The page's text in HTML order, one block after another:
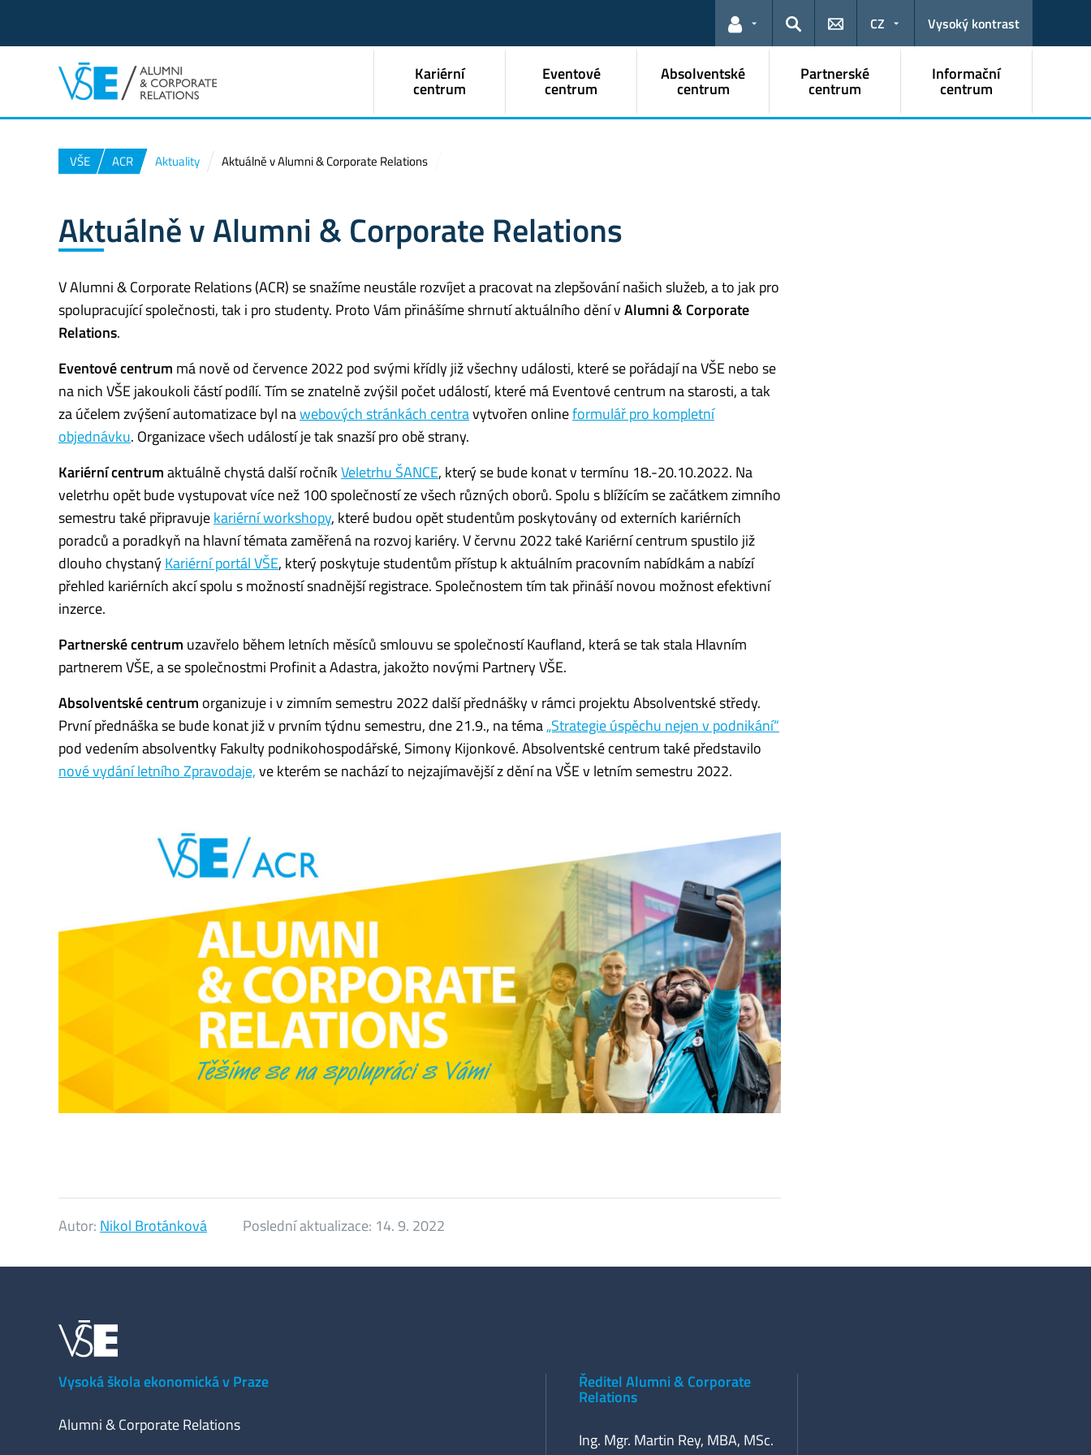
Odkazy pro uživatele
Hledat
CZ Vysoký kontrast
Kariérní
centrum
Eventové
centrum
Absolventské
centrum
Partnerské
centrum
Informační
centrum
VŠE ACR Aktuality Aktuálně v Alumni & Corporate Relations
Aktuálně v Alumni & Corporate Relations
V Alumni & Corporate Relations (ACR) se snažíme neustále rozvíjet a pracovat na zlepšování našich služeb, a to jak pro
spolupracující společnosti, tak i pro studenty. Proto Vám přinášíme shrnutí aktuálního dění vAlumni & Corporate
Relations.
Eventové centrum má nově od července 2022 pod svými křídly již všechny události, které se pořádají na VŠE nebo se
na nich VŠE jakoukoli částí podílí. Tím se znatelně zvýšil počet událostí, které má Eventové centrum na starosti, a tak
za účelem zvýšení automatizace byl nawebových stránkách centravytvořen onlineformulář pro kompletní
objednávku. Organizace všech událostí je tak snazší pro obě strany.
Kariérní centrumaktuálně chystá další ročníkVeletrhu ŠANCE, který se bude konat v termínu 18.-20.10.2022. Na
veletrhu opět bude vystupovat více než 100 společností ze všech různých oborů. Spolu s blížícím se začátkem zimního
semestru také připravujekariérní workshopy, které budou opět studentům poskytovány od externích kariérních
poradců a poradkyň na hlavní témata zaměřená na rozvoj kariéry. V červnu 2022 také Kariérní centrum spustilo již
dlouho chystanýKariérní portál VŠE, který poskytuje studentům přístup k aktuálním pracovním nabídkám a nabízí
přehled kariérních akcí spolu s možností snadnější registrace. Společnostem tím tak přináší novou možnost efektivní
inzerce.
Partnerské centrum uzavřelo během letních měsíců smlouvu se společností Kaufland, která se tak stala Hlavním
partnerem VŠE, a se společnostmi Profinit a Adastra, jakožto novými Partnery VŠE.
Absolventské centrum organizuje i v zimním semestru 2022 další přednášky v rámci projektu Absolventské středy.
První přednáška se bude konat již v prvním týdnu semestru, dne 21.9., na téma„Strategie úspěchu nejen v podnikání“
pod vedením absolventky Fakulty podnikohospodářské, Simony Kijonkové. Absolventské centrum také představilo
nové vydání letního Zpravodaje,ve kterém se nachází to nejzajímavější z dění na VŠE v letním semestru 2022.
Autor: Nikol Brotánková Poslední aktualizace: 14. 9. 2022
Vysoká škola ekonomická v Praze
Alumni & Corporate Relations
Ředitel Alumni & Corporate
Relations
Ing. Mgr. Martin Rey, MBA, MSc.